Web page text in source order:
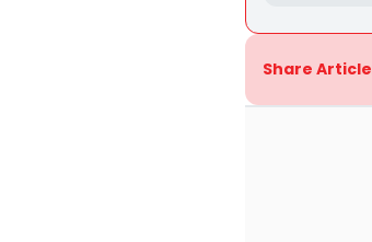
Share Article